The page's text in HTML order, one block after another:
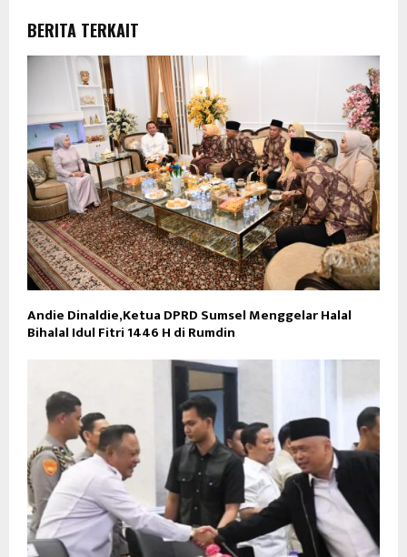
BERITA TERKAIT
Andie Dinaldie,Ketua DPRD Sumsel Menggelar Halal
Bihalal Idul Fitri 1446 H di Rumdin